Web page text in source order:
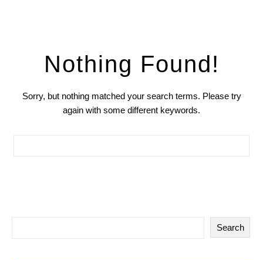
Nothing Found!
Sorry, but nothing matched your search terms. Please try
again with some different keywords.
Search